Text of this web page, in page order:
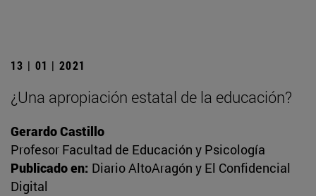
13 | 01 | 2021
¿Una apropiación estatal de la educación?
Gerardo Castillo
Profesor Facultad de Educación y Psicología
Publicado en: Diario AltoAragón y El Confidencial
Digital